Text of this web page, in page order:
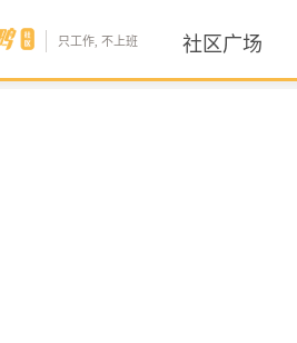
只工作, 不上班 社区广场